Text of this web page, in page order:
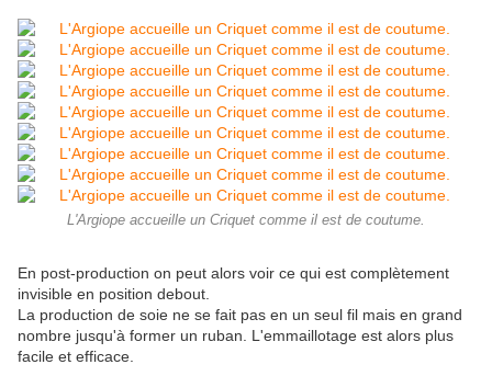
L'Argiope accueille un Criquet comme il est de coutume.
En post-production on peut alors voir ce qui est complètement
invisible en position debout.
La production de soie ne se fait pas en un seul fil mais en grand
nombre jusqu'à former un ruban. L'emmaillotage est alors plus
facile et efficace.